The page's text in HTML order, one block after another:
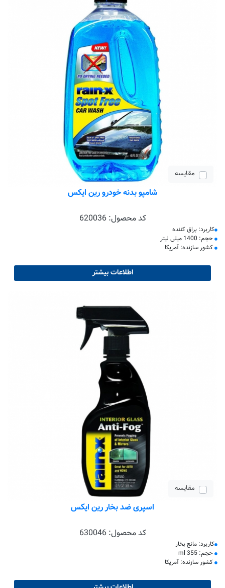
مقایسه
شامپو بدنه خودرو رین ایکس
کد محصول:620036
کاربرد: براق کننده
حجم: 1400 میلی لیتر
کشور سازنده: آمریکا
اطلاعات بیشتر
مقایسه
اسپری ضد بخار رین ایکس
کد محصول:630046
کاربرد: مانع بخار
حجم: 355 ml
کشور سازنده: آمریکا